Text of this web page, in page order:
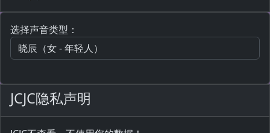
选择声音类型：
JCJC隐私声明